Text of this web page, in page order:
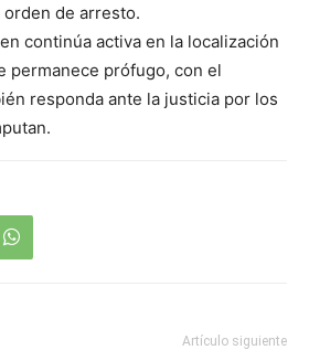
de arresto.
continúa activa en la localización
permanece prófugo, con el
responda ante la justicia por los
Artículo siguiente